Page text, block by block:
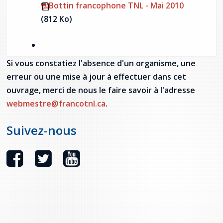
Allison Chaytor
Maurice Nzoyamara
Lee Trowbridge
Randy Follet
Anastasia Knudsen
provincialBottin francophone TNL - Mai 2010
(812 Ko)
Si vous constatiez l'absence d'un organisme, une
erreur ou une mise à jour à effectuer dans cet
ouvrage, merci de nous le faire savoir à l'adresse
webmestre@francotnl.ca.
Suivez-nous